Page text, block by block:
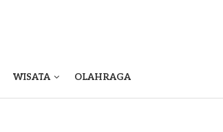
WISATA OLAHRAGA